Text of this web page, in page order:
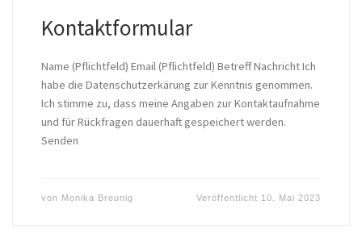
Kontaktformular
Name (Pflichtfeld) Email (Pflichtfeld) Betreff Nachricht Ich
habe die Datenschutzerkärung zur Kenntnis genommen.
Ich stimme zu, dass meine Angaben zur Kontaktaufnahme
und für Rückfragen dauerhaft gespeichert werden.
Senden
von Monika Breunig Veröffentlicht 10. Mai 2023